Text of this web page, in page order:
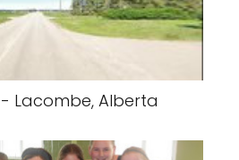
Lacombe, Alberta